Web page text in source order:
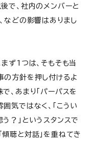
で、社内のメンバーと
などの影響はありまし
ず1つは、そもそも当
の方針を押し付けるよ
、あまり「パーパスを
気ではなく、「こうい
？」というスタンスで
聴と対話」を重ねてき